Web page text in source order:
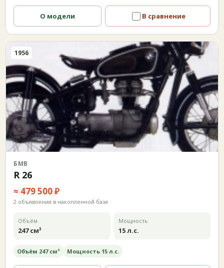
О модели В сравнение
1956
БМВ
R 26
≈ 479 500 ₽
2 объявления в накопленной базе
Объём
247 см³
Мощность
15 л.с.
Объём 247 см³ Мощность 15 л.с.